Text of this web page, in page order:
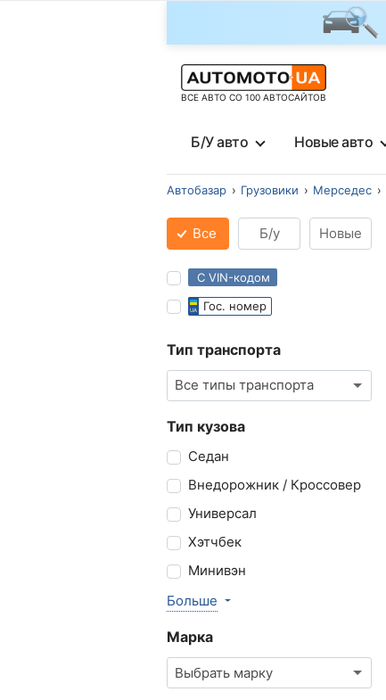
ВСЕ АВТО СО 100 АВТОСАЙТОВ
Б/У авто Новые авто
Автобазар Грузовики Мерседес
Все Б/у Новые
С VIN-кодом
Гос. номер
Тип транспорта
Все типы транспорта
Тип кузова
Седан
Внедорожник / Кроссовер
Универсал
Хэтчбек
Минивэн
Больше
Марка
Выбрать марку